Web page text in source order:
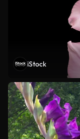
iStock